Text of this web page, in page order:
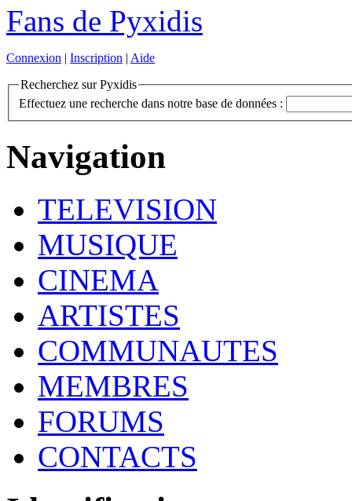
Connexion | Inscription | Aide
Recherchez sur Pyxidis
Effectuez une recherche dans notre base de données :
Navigation
TELEVISION
MUSIQUE
CINEMA
ARTISTES
COMMUNAUTES
MEMBRES
FORUMS
CONTACTS